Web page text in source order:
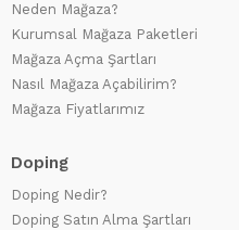
Neden Mağaza?
Kurumsal Mağaza Paketleri
Mağaza Açma Şartları
Nasıl Mağaza Açabilirim?
Mağaza Fiyatlarımız
Doping
Doping Nedir?
Doping Satın Alma Şartları